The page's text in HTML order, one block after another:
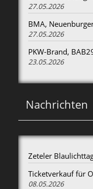
27.05.2026
BMA,
27.05.2026
PKW-Brand,
23.05.2026
Nachrichten
Zeteler
Ticketverkauf für
08.05.2026